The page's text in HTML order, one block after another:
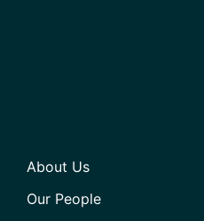
About Us
Our People